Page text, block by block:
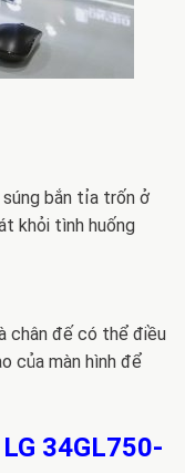
bắn tỉa trốn ở
khỏi tình huống
chân đế có thể điều
của màn hình để
34GL750-